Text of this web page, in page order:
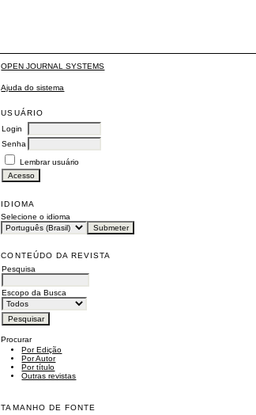
OPEN JOURNAL SYSTEMS
Ajuda do sistema
USUÁRIO
Login
Senha
Lembrar usuário
IDIOMA
Selecione o idioma
CONTEÚDO DA REVISTA
Pesquisa
Escopo da Busca
Procurar
Por Edição
Por Autor
Por título
Outras revistas
TAMANHO DE FONTE